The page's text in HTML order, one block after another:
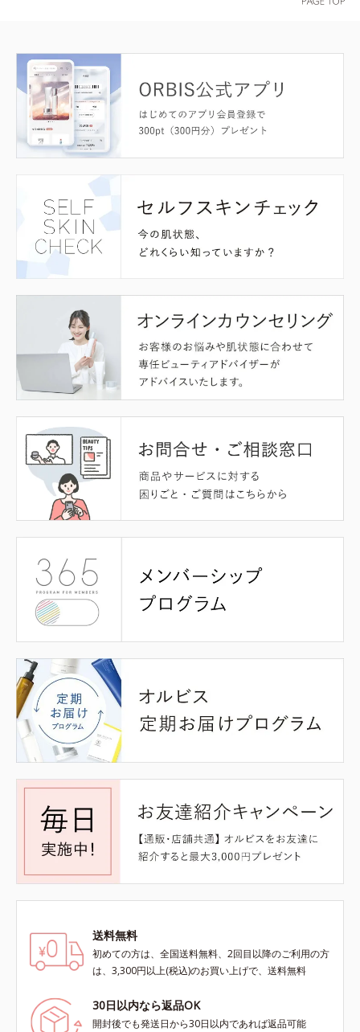
送料無料
初めての方は、全国送料無料、2回目以降のご利用の方
は、3,300円以上(税込)のお買い上げで、送料無料
30日以内なら返品OK
開封後でも発送日から30日以内であれば返品可能